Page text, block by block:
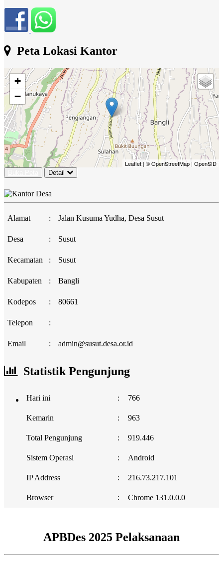
Peta Lokasi Kantor
+
−
Leaflet | © OpenStreetMap | OpenSID
Detail
Alamat : Jalan Kusuma Yudha, Desa Susut
Desa : Susut
Kecamatan : Susut
Kabupaten : Bangli
Kodepos : 80661
Telepon :
Email : admin@susut.desa.or.id
Statistik Pengunjung
Hari ini : 766
Kemarin : 963
Total Pengunjung : 919.446
Sistem Operasi : Android
IP Address : 216.73.217.101
Browser : Chrome 131.0.0.0
APBDes 2025 Pelaksanaan